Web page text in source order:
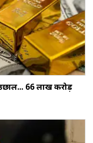
₹66 लाख करोड़